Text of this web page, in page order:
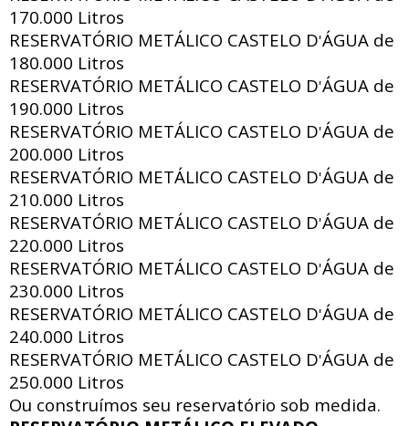
170.000 Litros
RESERVATÓRIO METÁLICO CASTELO D'ÁGUA de
180.000 Litros
RESERVATÓRIO METÁLICO CASTELO D'ÁGUA de
190.000 Litros
RESERVATÓRIO METÁLICO CASTELO D'ÁGUA de
200.000 Litros
RESERVATÓRIO METÁLICO CASTELO D'ÁGUA de
210.000 Litros
RESERVATÓRIO METÁLICO CASTELO D'ÁGUA de
220.000 Litros
RESERVATÓRIO METÁLICO CASTELO D'ÁGUA de
230.000 Litros
RESERVATÓRIO METÁLICO CASTELO D'ÁGUA de
240.000 Litros
RESERVATÓRIO METÁLICO CASTELO D'ÁGUA de
250.000 Litros
Ou construímos seu reservatório sob medida.